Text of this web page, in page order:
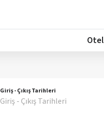
Otel
Giriş - Çıkış Tarihleri
Giriş - Çıkış Tarihleri